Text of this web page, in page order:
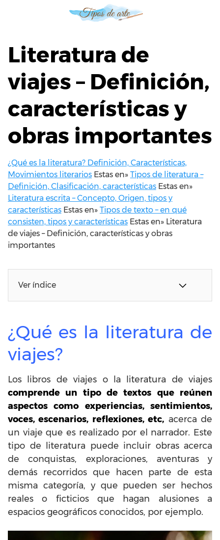
Literatura de
viajes – Definición,
características y
obras importantes
¿Qué es la literatura? Definición, Características,
Movimientos literarios Estas en» Tipos de literatura –
Definición, Clasificación, características Estas en»
Literatura escrita – Concepto, Origen, tipos y
características Estas en» Tipos de texto – en qué
consisten, tipos y características Estas en» Literatura
de viajes – Definición, características y obras
importantes
Ver índice
¿Qué es la literatura de
viajes?
Los libros de viajes o la literatura de viajes
comprende un tipo de textos que reúnen
aspectos como experiencias, sentimientos,
voces, escenarios, reflexiones, etc, acerca de
un viaje que es realizado por el narrador. Este
tipo de literatura puede incluir obras acerca
de conquistas, exploraciones, aventuras y
demás recorridos que hacen parte de esta
misma categoría, y que pueden ser hechos
reales o ficticios que hagan alusiones a
espacios geográficos conocidos, por ejemplo.